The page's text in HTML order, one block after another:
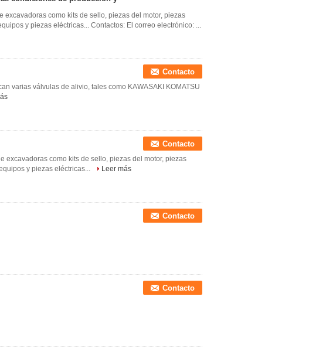
excavadoras como kits de sello, piezas del motor, piezas
y piezas eléctricas... Contactos: El correo electrónico: ...
Contacto
varias válvulas de alivio, tales como KAWASAKI KOMATSU
Contacto
excavadoras como kits de sello, piezas del motor, piezas
y piezas eléctricas...
Leer más
Contacto
Contacto